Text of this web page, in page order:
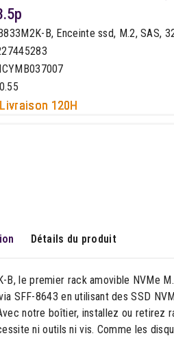
B, Enceinte ssd, M.2, SAS,
Livraison 120H
Détails du produit
B, le premier rack amovible NVMe
SFF-8643 en utilisant des SSD
notre boîtier, installez ou retirez
ni outils ni vis. Comme les